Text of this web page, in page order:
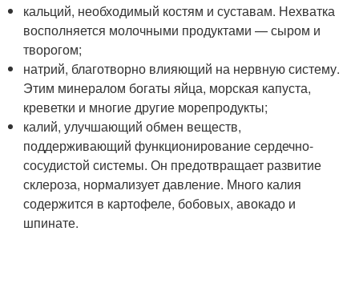
кальций, необходимый костям и суставам. Нехватка
восполняется молочными продуктами — сыром и
творогом;
натрий, благотворно влияющий на нервную систему.
Этим минералом богаты яйца, морская капуста,
креветки и многие другие морепродукты;
калий, улучшающий обмен веществ,
поддерживающий функционирование сердечно-
сосудистой системы. Он предотвращает развитие
склероза, нормализует давление. Много калия
содержится в картофеле, бобовых, авокадо и
шпинате.